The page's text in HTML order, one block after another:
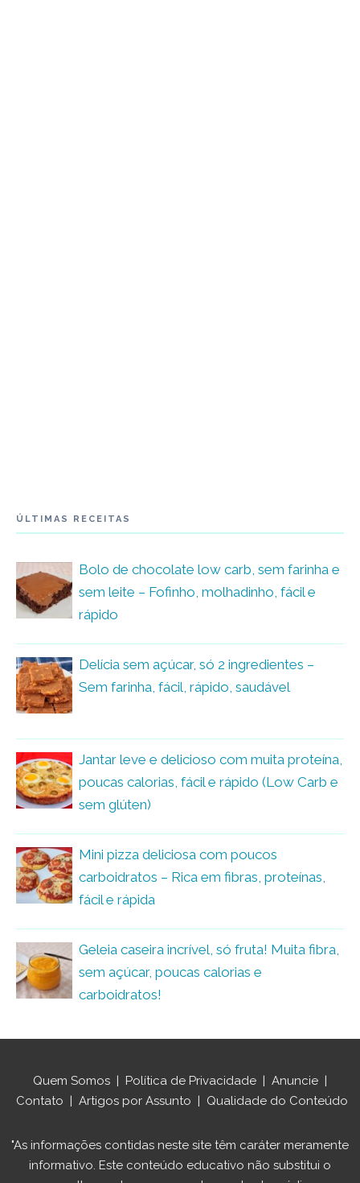
ÚLTIMAS RECEITAS
Bolo de chocolate low carb, sem farinha e
sem leite – Fofinho, molhadinho, fácil e
rápido
Delícia sem açúcar, só 2 ingredientes –
Sem farinha, fácil, rápido, saudável
Jantar leve e delicioso com muita proteína,
poucas calorias, fácil e rápido (Low Carb e
sem glúten)
Mini pizza deliciosa com poucos
carboidratos – Rica em fibras, proteínas,
fácil e rápida
Geleia caseira incrível, só fruta! Muita fibra,
sem açúcar, poucas calorias e
carboidratos!
Quem Somos | Política de Privacidade | Anuncie |
Contato | Artigos por Assunto | Qualidade do Conteúdo
"As informações contidas neste site têm caráter meramente
informativo. Este conteúdo educativo não substitui o